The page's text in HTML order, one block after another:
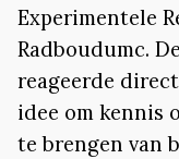
Experimentele
Radboudumc.
reageerde
idee om kennis
te brengen van